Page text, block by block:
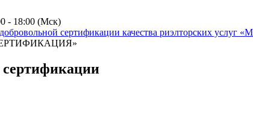
- 18:00 (Мск)
добровольной сертификации качества риэлторских
СЕРТИФИКАЦИЯ»
сертификации